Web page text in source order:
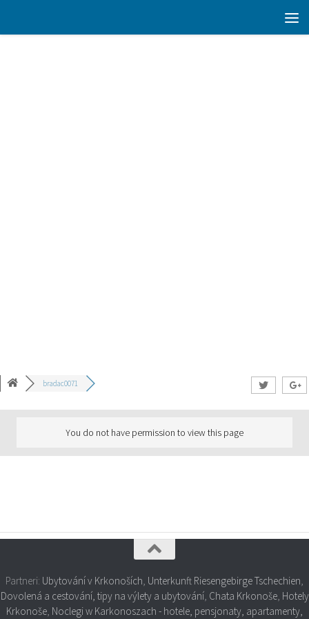
bradac0071
You do not have permission to view this page
Partneri: Ubytování v Krkonoších, Unterkunft Riesengebirge Tschechien,
Dovolená a cestování, tipy na výlety a ubytování, Chata Krkonoše, Hotely
Krkonoše, Noclegi w Karkonoszach - hotele, pensjonaty, apartamenty,